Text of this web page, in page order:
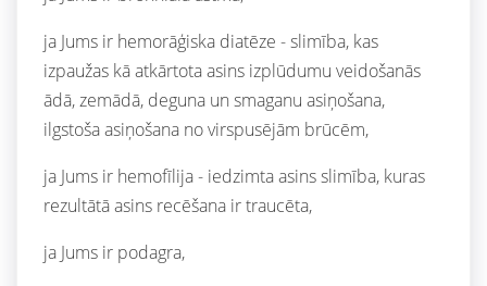
ja Jums ir hemorāģiska diatēze - slimība, kas
izpaužas kā atkārtota asins izplūdumu veidošanās
ādā, zemādā, deguna un smaganu asiņošana,
ilgstoša asiņošana no virspusējām brūcēm,
ja Jums ir hemofīlija - iedzimta asins slimība, kuras
rezultātā asins recēšana ir traucēta,
ja Jums ir podagra,